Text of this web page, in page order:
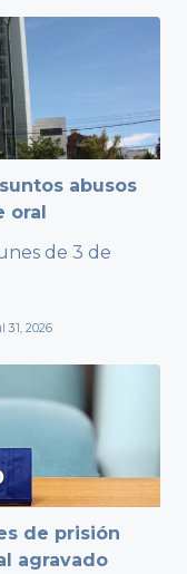
abusos
oral
de 3 de
31, 2026
de prisión
agravado